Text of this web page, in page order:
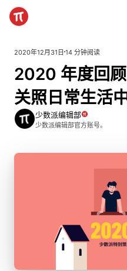
2020年12月31日 14 分钟阅读
2020 年度回顾
关照 日 常生活
少数派编辑部
少数派编辑部官方账号。